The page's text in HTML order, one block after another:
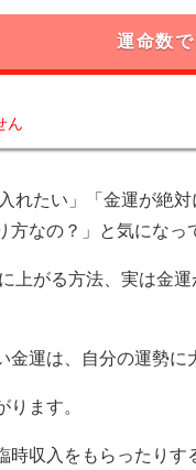
運命数で
ん
れたい」「金運が絶
なの？」と気になっ
上がる方法、実は金
運は、自分の運勢に
ります。
時収入をもらったり